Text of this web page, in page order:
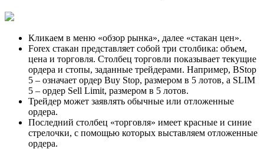
Кликаем в меню «обзор рынка», далее «стакан цен».
Forex стакан представляет собой три столбика: объем,
цена и торговля. Столбец торговли показывает текущие
ордера и стопы, заданные трейдерами. Например, BStop
5 – означает ордер Buy Stop, размером в 5 лотов, а SLIM
5 – ордер Sell Limit, размером в 5 лотов.
Трейдер может заявлять обычные или отложенные
ордера.
Последний столбец «торговля» имеет красные и синие
стрелочки, с помощью которых выставляем отложенные
ордера.